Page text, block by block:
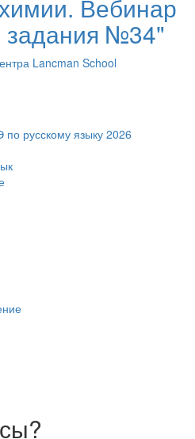
Вебинар
№34"
Lancman School
русскому языку 2026